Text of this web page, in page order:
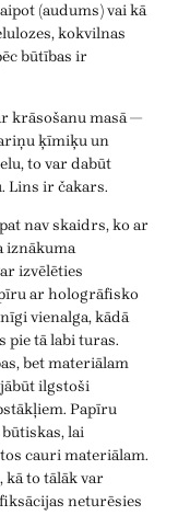
(audums) vai kā
kokvilnas
būtības ir
krāsošanu masā —
ķīmiķu un
to var dabūt
Lins ir čakars.
nav skaidrs, ko ar
iznākuma
izvēlēties
ar hologrāfisko
vienalga, kādā
pie tā labi turas.
bet materiālam
ilgstoši
Papīru
lai
cauri materiālam.
kā to tālāk var
neturēsies